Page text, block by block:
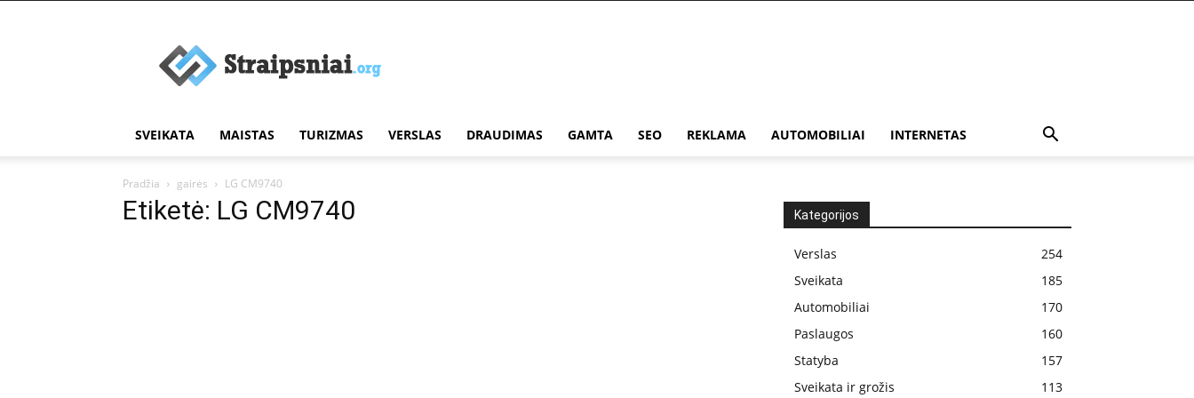
straipsniai
SVEIKATA MAISTAS TURIZMAS VERSLAS DRAUDIMAS GAMTA SEO REKLAMA AUTOMOBILIAI INTERNETAS
Pradžia gairės LG CM9740
Etiketė: LG CM9740 Kategorijos
Verslas
254
Sveikata
185
Automobiliai
170
Paslaugos
160
Statyba
157
Sveikata ir grožis
113